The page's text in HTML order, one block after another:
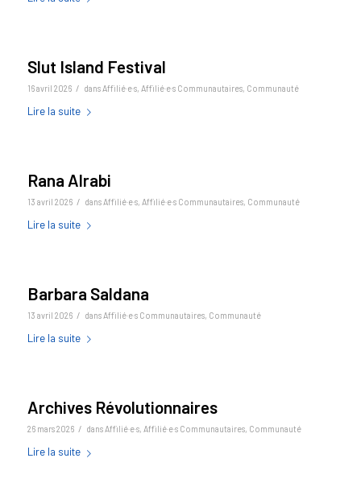
Slut Island Festival
16 avril 2026 / dans Affilié·e·s, Affilié·e·s Communautaires, Communauté
Lire la suite
Rana Alrabi
13 avril 2026 / dans Affilié·e·s, Affilié·e·s Communautaires, Communauté
Lire la suite
Barbara Saldana
13 avril 2026 / dans Affilié·e·s Communautaires, Communauté
Lire la suite
Archives Révolutionnaires
26 mars 2026 / dans Affilié·e·s, Affilié·e·s Communautaires, Communauté
Lire la suite